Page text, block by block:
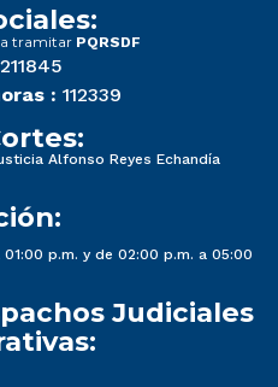
tramitar PQRSDF
: 112339
Alfonso Reyes Echandía
p.m. y de 02:00 p.m. a 05:00
Judiciales